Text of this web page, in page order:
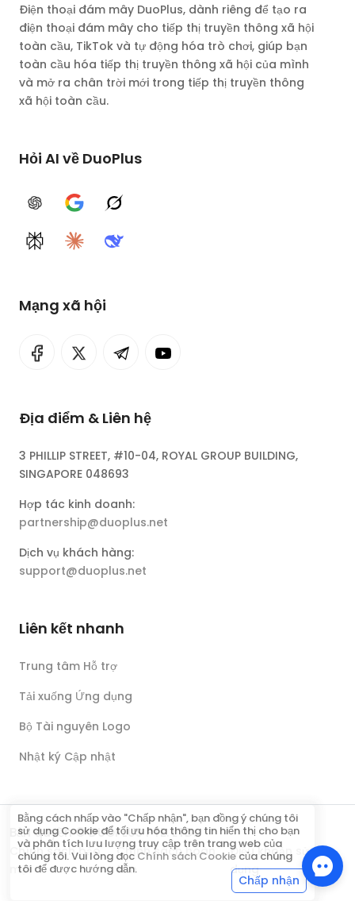
Điện thoại đám mây DuoPlus, dành riêng để tạo ra
điện thoại đám mây cho tiếp thị truyền thông xã hội
toàn cầu, TikTok và tự động hóa trò chơi, giúp bạn
toàn cầu hóa tiếp thị truyền thông xã hội của mình
và mở ra chân trời mới trong tiếp thị truyền thông
xã hội toàn cầu.
Hỏi AI về DuoPlus
ChatGPTGoogle AIGrok
PerplexityClaudeDeepSeek
Mạng xã hội
Địa điểm & Liên hệ
3 PHILLIP STREET, #10-04, ROYAL GROUP BUILDING,
SINGAPORE 048693
Hợp tác kinh doanh:
partnership@duoplus.net
Dịch vụ khách hàng:
support@duoplus.net
Liên kết nhanh
Trung tâm Hỗ trợ
Tải xuống Ứng dụng
Bộ Tài nguyên Logo
Nhật ký Cập nhật
Bản quyền © DUOPLUS PTE. LTD.
Chính sách bảo
mật
Chính sách hoàn
tiền
Điều khoản sử
dụng
Bằng cách nhấp vào "Chấp nhận", bạn đồng ý chúng tôi
sử dụng Cookie để tối ưu hóa thông tin hiển thị cho bạn
và phân tích lưu lượng truy cập trên trang web của
chúng tôi. Vui lòng đọc Chính sách Cookie của chúng
tôi để được hướng dẫn.
Chấp nhận